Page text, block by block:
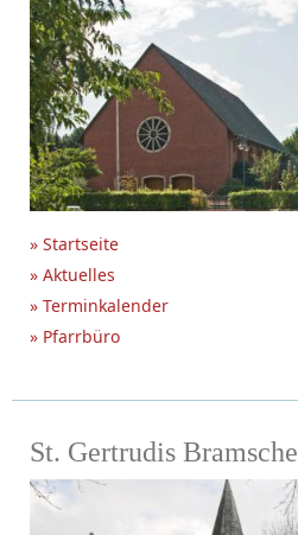
» Startseite
» Aktuelles
» Terminkalender
» Pfarrbüro
St. Gertrudis Bramsche